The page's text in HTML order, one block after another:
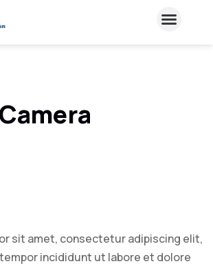
sit amet, consectetur adipiscing elit,
incididunt ut labore et dolore